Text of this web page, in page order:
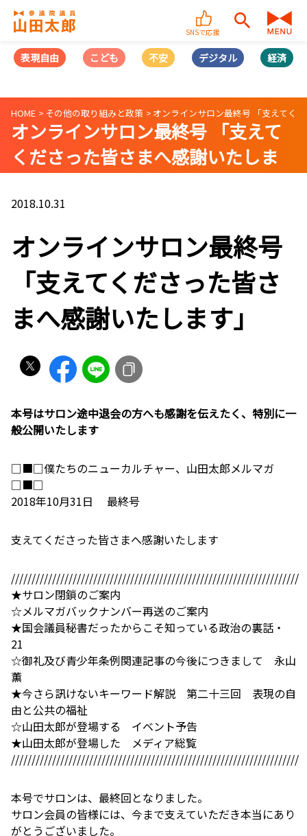
SNSで応援
表現自由 こども 不安 デジタル 経済
HOME その他の取り組みと政策 オンラインサロン最終号 「支えてく
オンラインサロン最終号 「支えて
くださった皆さまへ感謝いたしま
す」
2018.10.31
オンラインサロン最終号
「支えてくださった皆さ
まへ感謝いたします」
本号はサロン途中退会の方へも感謝を伝えたく、特別に一
般公開いたします
□■□僕たちのニューカルチャー、山田太郎メルマガ
□■□
2018年10月31日 最終号
支えてくださった皆さまへ感謝いたします
//////////////////////////////////////////////////////////////////////
★サロン閉鎖のご案内
☆メルマガバックナンバー再送のご案内
★国会議員秘書だったからこそ知っている政治の裏話・
21
☆御礼及び青少年条例関連記事の今後につきまして 永山
薫
★今さら訊けないキーワード解説 第二十三回 表現の自
由と公共の福祉
☆山田太郎が登場する イベント予告
★山田太郎が登場した メディア総覧
//////////////////////////////////////////////////////////////////////
本号でサロンは、最終回となりました。
サロン会員の皆様には、今まで支えていただき本当にあり
がとうございました。